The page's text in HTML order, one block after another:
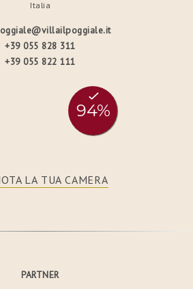
Italia
+39 055 828 311
+39 055 822 111
LA TUA CAMERA
PARTNER